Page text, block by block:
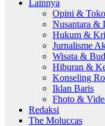
Lainnya
Opini &
Nusantara &
Hukum &
Jurnalisme
Wisata &
Hiburan &
Konseling
Iklan Baris
Fhoto &
Redaksi
The Moluccas